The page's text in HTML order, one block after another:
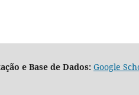
e Base de Dados: Google